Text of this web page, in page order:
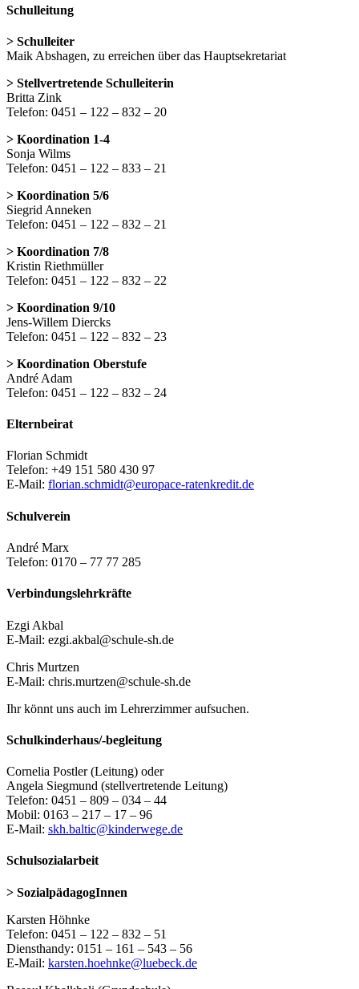
Schulleitung
> Schulleiter
Maik Abshagen, zu erreichen über das Hauptsekretariat
> Stellvertretende Schulleiterin
Britta Zink
Telefon: 0451 – 122 – 832 – 20
> Koordination 1-4
Sonja Wilms
Telefon: 0451 – 122 – 833 – 21
> Koordination 5/6
Siegrid Anneken
Telefon: 0451 – 122 – 832 – 21
> Koordination 7/8
Kristin Riethmüller
Telefon: 0451 – 122 – 832 – 22
> Koordination 9/10
Jens-Willem Diercks
Telefon: 0451 – 122 – 832 – 23
> Koordination Oberstufe
André Adam
Telefon: 0451 – 122 – 832 – 24
Elternbeirat
Florian Schmidt
Telefon: +49 151 580 430 97
E-Mail: florian.schmidt@europace-ratenkredit.de
Schulverein
André Marx
Telefon: 0170 – 77 77 285
Verbindungslehrkräfte
Ezgi Akbal
E-Mail: ezgi.akbal@schule-sh.de
Chris Murtzen
E-Mail: chris.murtzen@schule-sh.de
Ihr könnt uns auch im Lehrerzimmer aufsuchen.
Schulkinderhaus/-begleitung
Cornelia Postler (Leitung) oder
Angela Siegmund (stellvertretende Leitung)
Telefon: 0451 – 809 – 034 – 44
Mobil: 0163 – 217 – 17 – 96
E-Mail: skh.baltic@kinderwege.de
Schulsozialarbeit
> SozialpädagogInnen
Karsten Höhnke
Telefon: 0451 – 122 – 832 – 51
Diensthandy: 0151 – 161 – 543 – 56
E-Mail: karsten.hoehnke@luebeck.de